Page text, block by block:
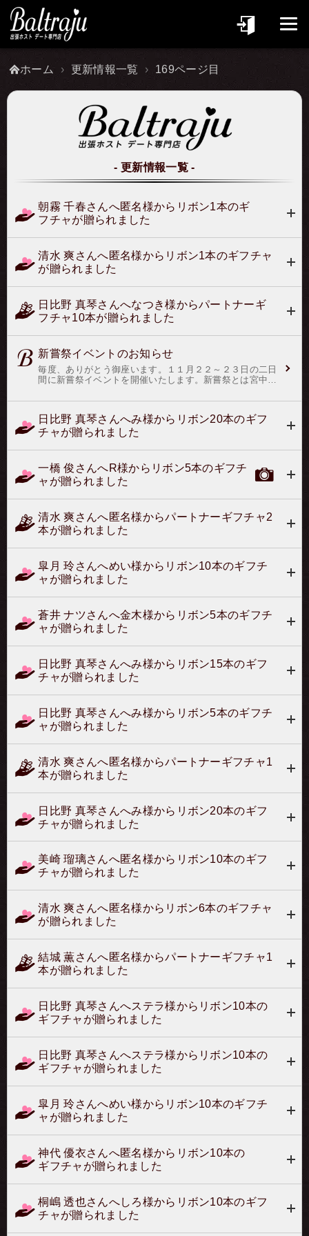
ホーム 更新情報一覧 169ページ目
更新情報一覧
朝霧 千春さんへ匿名様からリボン1本のギ
フチャが贈られました
清水 爽さんへ匿名様からリボン1本のギフチャ
が贈られました
日比野 真琴さんへなつき様からパートナーギ
フチャ10本が贈られました
新嘗祭イベントのお知らせ
毎度、ありがとう御座います。１１月２２～２３日の二日
間に新嘗祭イベントを開催いたします。新嘗祭とは宮中祭
月23日に、天皇陛下が五穀の新穀を天神地祇に進め、ま
た、自らもこれを食されて、その年の収穫に感謝する行事
で宮中三殿の近くにある神嘉殿にて執り行われておりま
す。実施期間：１１月２２日０時～１１月２３日２５時
振込の場合は１３２pt)／６０日間有効事前予約頂いた会員
様限定で、事前予約頂くと通常リボン１本５０バル＄に対
し、１本７５バル＄を特典としてご用意しております。
尚、事前予約は実施期間前となります。ホストさんへの特
ンの総合計本数に、「３」・「５」・「７」の数字が含ま
れていた場合、オマケをホストさん宅へご郵送致します。
※オマケについて・分配はホストさんに一任されます・ク
オリティは、３（一の位）＜５（一の位）＜７（一の位）
本（内訳 ３本＆３本） ハズレ付与総
数 １２本（内訳 １０本＆２本） ハズレ
付与総数 １３本（内訳 ９本＆４本）
１つアタリ付与総数 ５７本（内訳 １０本＆２０本＆２
７本） ２つアタリ注）お客様のタイミングの付与でご
申請の場合で、イベント終了時まで付与されないとイベン
ト終了時に強制付与致しますので、ご了承ください。注）
【必要部分のみ可】をbnribon@mbn.nifty.comまでお送り
頂き、事務局の判断にて付与させて頂きます。
日比野 真琴さんへみ様からリボン20本のギフ
チャが贈られました
一橋 俊さんへR様からリボン5本のギフチ
ャが贈られました
清水 爽さんへ匿名様からパートナーギフチャ2
本が贈られました
皐月 玲さんへめい様からリボン10本のギフチ
ャが贈られました
蒼井 ナツさんへ金木様からリボン5本のギフチ
ャが贈られました
日比野 真琴さんへみ様からリボン15本のギフ
チャが贈られました
日比野 真琴さんへみ様からリボン5本のギフチ
ャが贈られました
清水 爽さんへ匿名様からパートナーギフチャ1
本が贈られました
日比野 真琴さんへみ様からリボン20本のギフ
チャが贈られました
美崎 瑠璃さんへ匿名様からリボン10本のギフ
チャが贈られました
清水 爽さんへ匿名様からリボン6本のギフチャ
が贈られました
結城 薫さんへ匿名様からパートナーギフチャ1
本が贈られました
日比野 真琴さんへステラ様からリボン10本の
ギフチャが贈られました
日比野 真琴さんへステラ様からリボン10本の
ギフチャが贈られました
皐月 玲さんへめい様からリボン10本のギフチ
ャが贈られました
神代 優衣さんへ匿名様からリボン10本の
ギフチャが贈られました
桐嶋 透也さんへしろ様からリボン10本のギフ
チャが贈られました